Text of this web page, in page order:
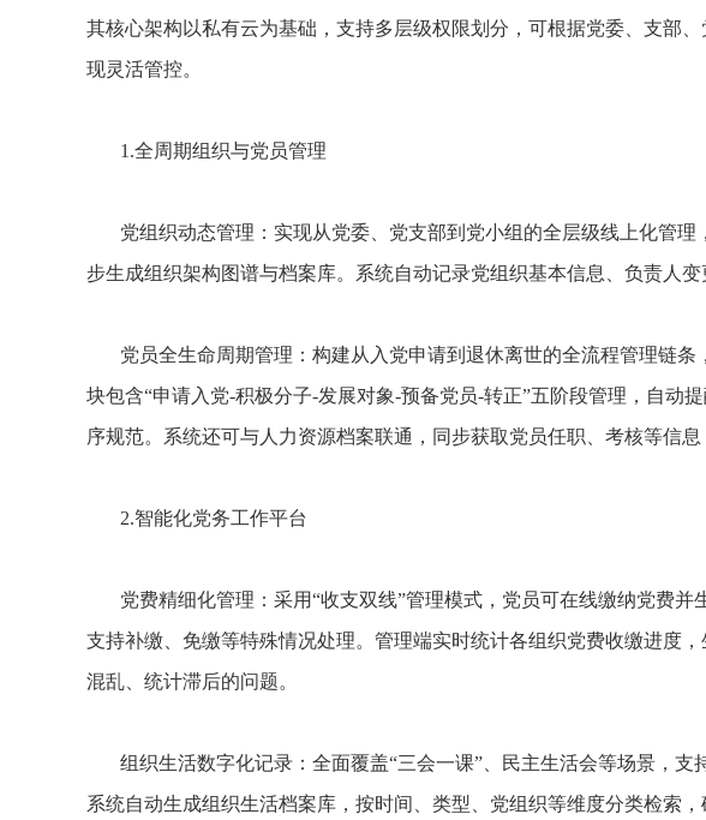
其核心架构以私有云为基础，支持多层级权限划分，可根据党委、支部
现灵活管控。
1.全周期组织与党员管理
党组织动态管理：实现从党委、党支部到党小组的全层级线上化管
步生成组织架构图谱与档案库。系统自动记录党组织基本信息、负责人
党员全生命周期管理：构建从入党申请到退休离世的全流程管理链
块包含“申请入党-积极分子-发展对象-预备党员-转正”五阶段管理，自动
序规范。系统还可与人力资源档案联通，同步获取党员任职、考核等信息
2.智能化党务工作平台
党费精细化管理：采用“收支双线”管理模式，党员可在线缴纳党费
支持补缴、免缴等特殊情况处理。管理端实时统计各组织党费收缴进度
混乱、统计滞后的问题。
组织生活数字化记录：全面覆盖“三会一课”、民主生活会等场景，支
系统自动生成组织生活档案库，按时间、类型、党组织等维度分类检索